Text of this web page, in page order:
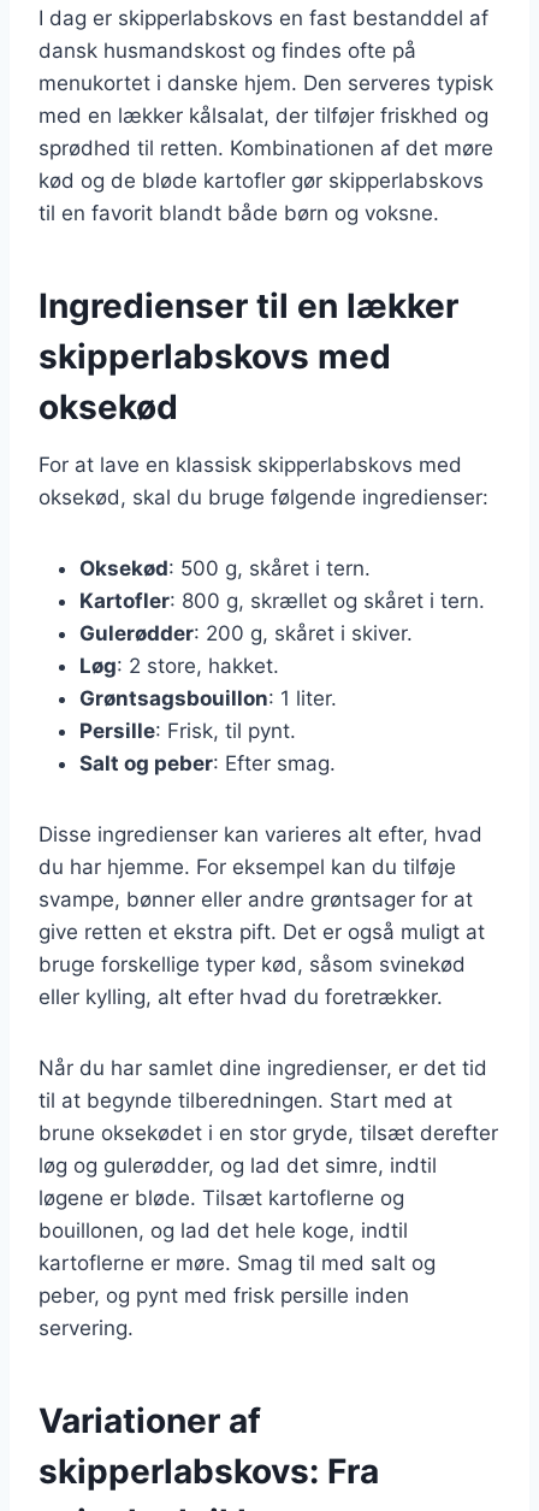
I dag er skipperlabskovs en fast bestanddel af
dansk husmandskost og findes ofte på
menukortet i danske hjem. Den serveres typisk
med en lækker kålsalat, der tilføjer friskhed og
sprødhed til retten. Kombinationen af det møre
kød og de bløde kartofler gør skipperlabskovs
til en favorit blandt både børn og voksne.
Ingredienser til en lækker
skipperlabskovs med
oksekød
For at lave en klassisk skipperlabskovs med
oksekød, skal du bruge følgende ingredienser:
Oksekød: 500 g, skåret i tern.
Kartofler: 800 g, skrællet og skåret i tern.
Gulerødder: 200 g, skåret i skiver.
Løg: 2 store, hakket.
Grøntsagsbouillon: 1 liter.
Persille: Frisk, til pynt.
Salt og peber: Efter smag.
Disse ingredienser kan varieres alt efter, hvad
du har hjemme. For eksempel kan du tilføje
svampe, bønner eller andre grøntsager for at
give retten et ekstra pift. Det er også muligt at
bruge forskellige typer kød, såsom svinekød
eller kylling, alt efter hvad du foretrækker.
Når du har samlet dine ingredienser, er det tid
til at begynde tilberedningen. Start med at
brune oksekødet i en stor gryde, tilsæt derefter
løg og gulerødder, og lad det simre, indtil
løgene er bløde. Tilsæt kartoflerne og
bouillonen, og lad det hele koge, indtil
kartoflerne er møre. Smag til med salt og
peber, og pynt med frisk persille inden
servering.
Variationer af
skipperlabskovs: Fra